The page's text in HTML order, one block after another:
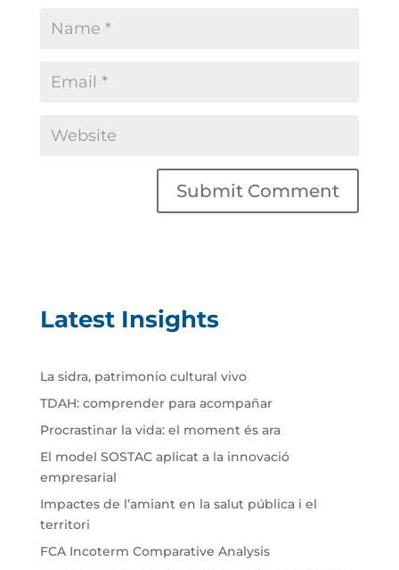
Latest Insights
La sidra, patrimonio cultural vivo
TDAH: comprender para acompañar
Procrastinar la vida: el moment és ara
El model SOSTAC aplicat a la innovació
empresarial
Impactes de l’amiant en la salut pública i el
territori
FCA Incoterm Comparative Analysis